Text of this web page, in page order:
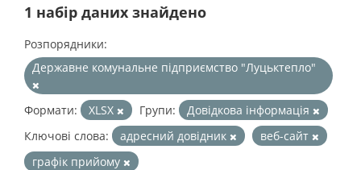
1 набір даних знайдено
Розпорядники:
Державне комунальне підприємство "Луцьктепло"
Формати: XLSX Групи:
Довідкова інформація
Ключові слова:
адресний довідник
веб-сайт
графік прийому